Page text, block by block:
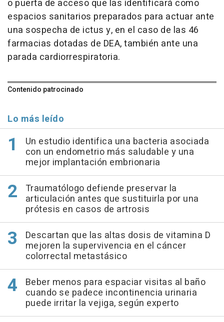
o puerta de acceso que las identificará como
espacios sanitarios preparados para actuar ante
una sospecha de ictus y, en el caso de las 46
farmacias dotadas de DEA, también ante una
parada cardiorrespiratoria.
Contenido patrocinado
Lo más leído
Un estudio identifica una bacteria asociada
con un endometrio más saludable y una
mejor implantación embrionaria
Traumatólogo defiende preservar la
articulación antes que sustituirla por una
prótesis en casos de artrosis
Descartan que las altas dosis de vitamina D
mejoren la supervivencia en el cáncer
colorrectal metastásico
Beber menos para espaciar visitas al baño
cuando se padece incontinencia urinaria
puede irritar la vejiga, según experto